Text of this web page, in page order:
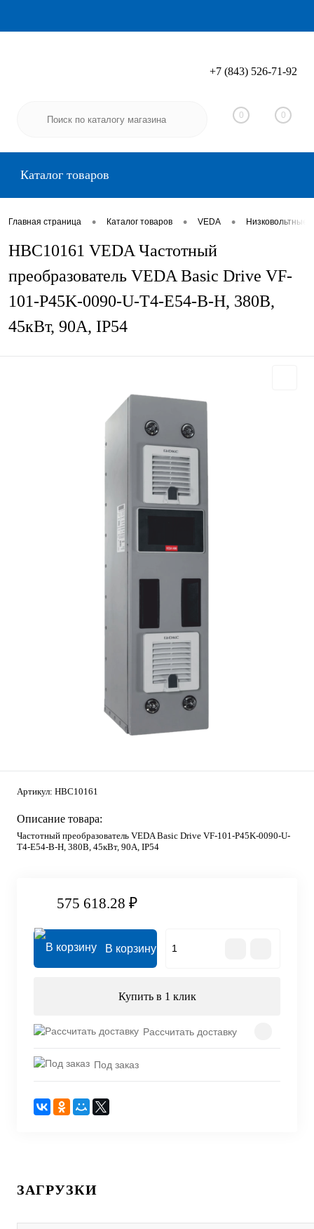
Вход Регистрация
+7 (843) 526-71-92
0 0
Каталог товаров
Главная страница • Каталог товаров • VEDA •
HBC10161 VEDA Частотный
преобразователь VEDA Basic Drive VF-
101-P45K-0090-U-T4-E54-B-H, 380В,
45кВт, 90А, IP54
Артикул: HBC10161
Описание товара:
Частотный преобразователь VEDA Basic Drive VF-101-P45K-0090-U-
T4-E54-B-H, 380В, 45кВт, 90А, IP54
575 618.28 ₽
В корзину
Купить в 1 клик
Рассчитать доставку
Под заказ
ЗАГРУЗКИ